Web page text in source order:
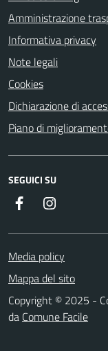
Amministrazione
Informativa privacy
Note legali
Cookies
Dichiarazione di
Piano di
SEGUICI SU
Facebook
Media policy
Mappa del sito
Copyright © 2025 -
da Comune Facile